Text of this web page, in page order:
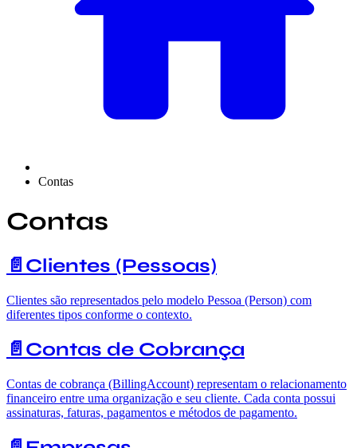
Contas
Contas
📄️ Clientes (Pessoas)
Clientes são representados pelo modelo Pessoa (Person) com
diferentes tipos conforme o contexto.
📄️ Contas de Cobrança
Contas de cobrança (BillingAccount) representam o relacionamento
financeiro entre uma organização e seu cliente. Cada conta possui
assinaturas, faturas, pagamentos e métodos de pagamento.